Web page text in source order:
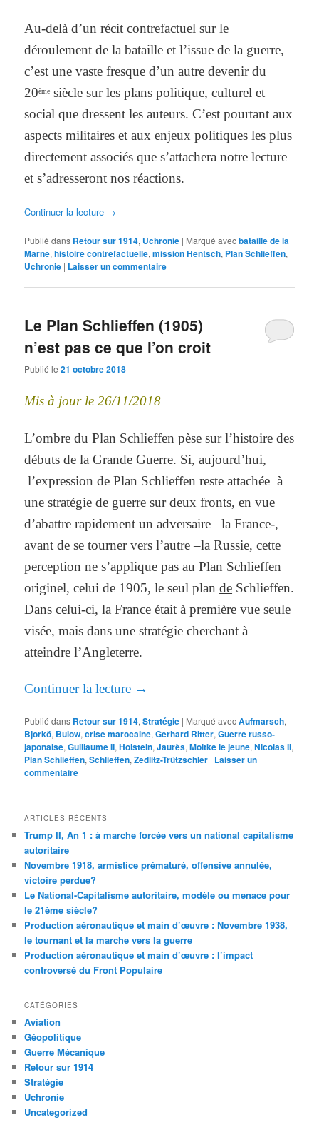
Au-delà d’un récit contrefactuel sur le
déroulement de la bataille et l’issue de la guerre,
c’est une vaste fresque d’un autre devenir du
20ème siècle sur les plans politique, culturel et
social que dressent les auteurs. C’est pourtant aux
aspects militaires et aux enjeux politiques les plus
directement associés que s’attachera notre lecture
et s’adresseront nos réactions.
Continuer la lecture →
Publié dans Retour sur 1914, Uchronie | Marqué avecbataille de la
Marne,histoire contrefactuelle,mission Hentsch, Plan Schlieffen,
Uchronie | Laisser un commentaire
Le Plan Schlieffen (1905)
n’est pas ce que l’on croit
Publié le21 octobre 2018
Mis à jour le 26/11/2018
L’ombre du Plan Schlieffen pèse sur l’histoire des
débuts de la Grande Guerre. Si, aujourd’hui,
l’expression de Plan Schlieffen reste attachée à
une stratégie de guerre sur deux fronts, en vue
d’abattre rapidement un adversaire –la France-,
avant de se tourner vers l’autre –la Russie, cette
perception ne s’applique pas au Plan Schlieffen
originel, celui de 1905, le seul plande Schlieffen.
Dans celui-ci, la France était à première vue seule
visée, mais dans une stratégie cherchant à
atteindre l’Angleterre.
Continuer la lecture →
Publié dans Retour sur 1914,Stratégie | Marqué avecAufmarsch,
Bjorkö, Bulow,crise marocaine,Gerhard Ritter,Guerre russo-
japonaise,Guillaume II,Holstein,Jaurès,Moltke le jeune,Nicolas II,
Plan Schlieffen,Schlieffen,Zedlitz-Trützschler | Laisser un
commentaire
ARTICLES RÉCENTS
Trump II, An 1 : à marche forcée vers un national capitalisme
autoritaire
Novembre 1918, armistice prématuré, offensive annulée,
victoire perdue?
Le National-Capitalisme autoritaire, modèle ou menace pour
le 21ème siècle?
Production aéronautique et main d’œuvre : Novembre 1938,
le tournant et la marche vers la guerre
Production aéronautique et main d’œuvre : l’impact
controversé du Front Populaire
CATÉGORIES
Aviation
Géopolitique
Guerre Mécanique
Retour sur 1914
Stratégie
Uchronie
Uncategorized